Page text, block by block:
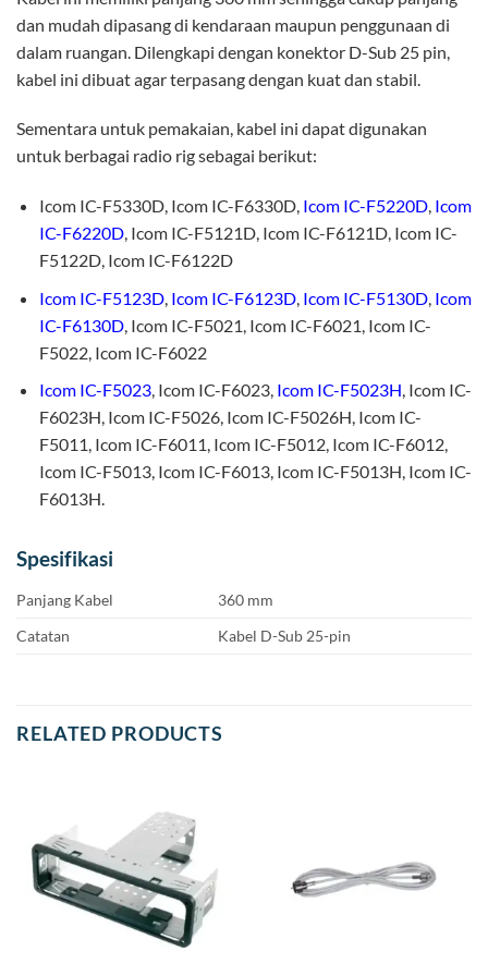
dan mudah dipasang di kendaraan maupun penggunaan di
dalam ruangan. Dilengkapi dengan konektor D-Sub 25 pin,
kabel ini dibuat agar terpasang dengan kuat dan stabil.
Sementara untuk pemakaian, kabel ini dapat digunakan
untuk berbagai radio rig sebagai berikut:
Icom IC-F5330D, Icom IC-F6330D, Icom IC-F5220D, Icom
IC-F6220D, Icom IC-F5121D, Icom IC-F6121D, Icom IC-
F5122D, Icom IC-F6122D
Icom IC-F5123D, Icom IC-F6123D, Icom IC-F5130D, Icom
IC-F6130D, Icom IC-F5021, Icom IC-F6021, Icom IC-
F5022, Icom IC-F6022
Icom IC-F5023, Icom IC-F6023, Icom IC-F5023H, Icom IC-
F6023H, Icom IC-F5026, Icom IC-F5026H, Icom IC-
F5011, Icom IC-F6011, Icom IC-F5012, Icom IC-F6012,
Icom IC-F5013, Icom IC-F6013, Icom IC-F5013H, Icom IC-
F6013H.
Spesifikasi
Panjang Kabel
360 mm
Catatan
Kabel D-Sub 25-pin
RELATED PRODUCTS